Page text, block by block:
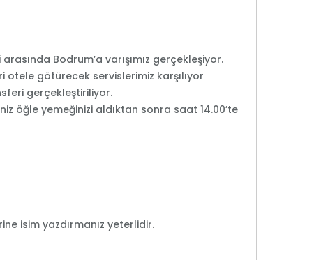
Bodrum’a varışımız gerçekleşiyor.
götürecek servislerimiz karşılıyor
gerçekleştiriliyor.
öğle yemeğinizi aldıktan sonra saat 14.00’te
isim yazdırmanız yeterlidir.